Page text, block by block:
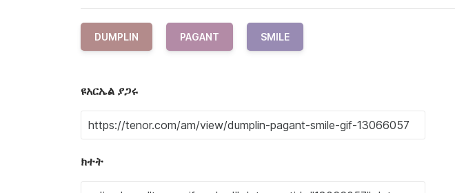
DUMPLIN PAGANT SMILE
ዩአርኤል ያጋሩ
ክተት